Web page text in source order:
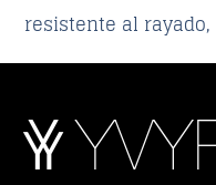
resistente al